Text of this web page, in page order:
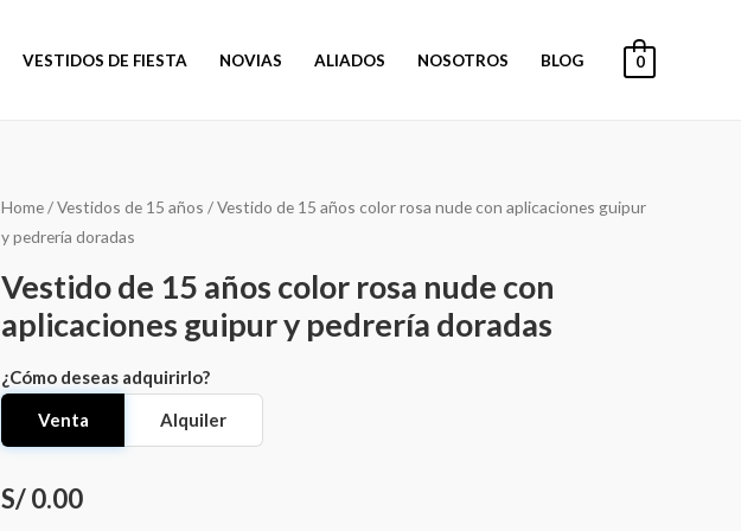
VESTIDOS DE FIESTA NOVIAS ALIADOS NOSOTROS BLOG 0
Home/Vestidos de 15 años / Vestido de 15 años color rosa nude con aplicaciones guipur
y pedrería doradas
Vestido de 15 años color rosa nude con
aplicaciones guipur y pedrería doradas
¿Cómo deseas adquirirlo?
Venta Alquiler
S/ 0.00